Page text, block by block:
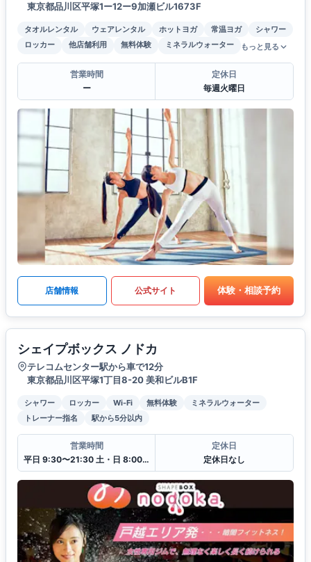
東京都品川区平塚1ー12ー9加瀬ビル1673F
タオルレンタル ウェアレンタル ホットヨガ 常温ヨガ
シャワー
ロッカー
他店舗利用 無料体験 ミネラルウォーター もっと見る
営業時間
ー
定休日
毎週火曜日
店舗情報 公式サイト 体験・相談予約
シェイプボックス ノドカ
テレコムセンター駅から車で12分
東京都品川区平塚1丁目8-20 美和ビルB1F
シャワー ロッカー Wi-Fi 無料体験
ミネラルウォーター
トレーナー指名
駅から5分以内
営業時間
平日 9:30〜21:30 土・日 8:00〜18:30
定休日
定休日なし